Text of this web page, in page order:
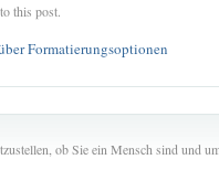
this post.
Formatierungsoptionen
ob Sie ein Mensch sind und